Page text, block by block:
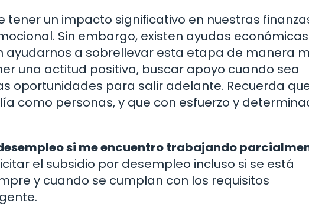
tener un impacto significativo en nuestras
Sin embargo, existen ayudas
ayudarnos a sobrellevar esta etapa de manera
una actitud positiva, buscar apoyo cuando sea
oportunidades para salir adelante. Recuerda
como personas, y que con esfuerzo y
si me encuentro trabajando
el subsidio por desempleo incluso si se está
y cuando se cumplan con los requisitos